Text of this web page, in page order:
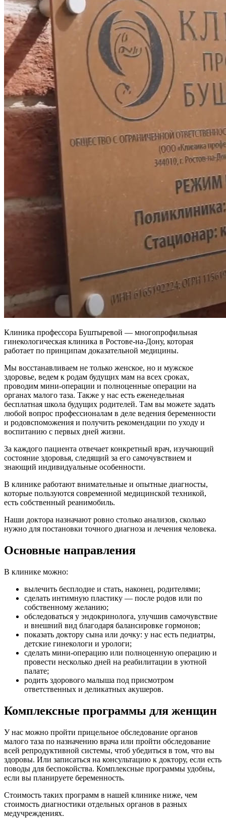
Клиника профессора Буштыревой — многопрофильная
гинекологическая клиника в Ростове-на-Дону, которая
работает по принципам доказательной медицины.
Мы восстанавливаем не только женское, но и мужское
здоровье, ведем к родам будущих мам на всех сроках,
проводим мини-операции и полноценные операции на
органах малого таза. Также у нас есть еженедельная
бесплатная школа будущих родителей. Там вы можете задать
любой вопрос профессионалам в деле ведения беременности
и родовспоможения и получить рекомендации по уходу и
воспитанию с первых дней жизни.
За каждого пациента отвечает конкретный врач, изучающий
состояние здоровья, следящий за его самочувствием и
знающий индивидуальные особенности.
В клинике работают внимательные и опытные диагносты,
которые пользуются современной медицинской техникой,
есть собственный реанимобиль.
Наши доктора назначают ровно столько анализов, сколько
нужно для постановки точного диагноза и лечения человека.
Основные направления
В клинике можно:
вылечить бесплодие и стать, наконец, родителями;
сделать интимную пластику — после родов или по
собственному желанию;
обследоваться у эндокринолога, улучшив самочувствие
и внешний вид благодаря балансировке гормонов;
показать доктору сына или дочку: у нас есть педиатры,
детские гинекологи и урологи;
сделать мини-операцию или полноценную операцию и
провести несколько дней на реабилитации в уютной
палате;
родить здорового малыша под присмотром
ответственных и деликатных акушеров.
Комплексные программы для женщин
У нас можно пройти прицельное обследование органов
малого таза по назначению врача или пройти обследование
всей репродуктивной системы, чтоб убедиться в том, что вы
здоровы. Или записаться на консультацию к доктору, если есть
поводы для беспокойства. Комплексные программы удобны,
если вы планируете беременность.
Стоимость таких программ в нашей клинике ниже, чем
стоимость диагностики отдельных органов в разных
медучреждениях.